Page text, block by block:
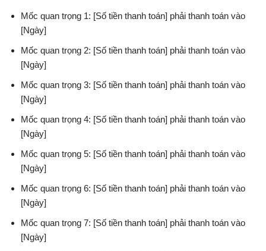
Mốc quan trọng 1: [Số tiền thanh toán] phải thanh toán vào
[Ngày]
Mốc quan trọng 2: [Số tiền thanh toán] phải thanh toán vào
[Ngày]
Mốc quan trọng 3: [Số tiền thanh toán] phải thanh toán vào
[Ngày]
Mốc quan trọng 4: [Số tiền thanh toán] phải thanh toán vào
[Ngày]
Mốc quan trọng 5: [Số tiền thanh toán] phải thanh toán vào
[Ngày]
Mốc quan trọng 6: [Số tiền thanh toán] phải thanh toán vào
[Ngày]
Mốc quan trọng 7: [Số tiền thanh toán] phải thanh toán vào
[Ngày]